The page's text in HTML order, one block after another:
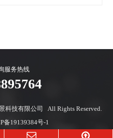
服务热线
科技有限公司 All Rights Reserved.
备19139384号-1
小榄镇文献路20号